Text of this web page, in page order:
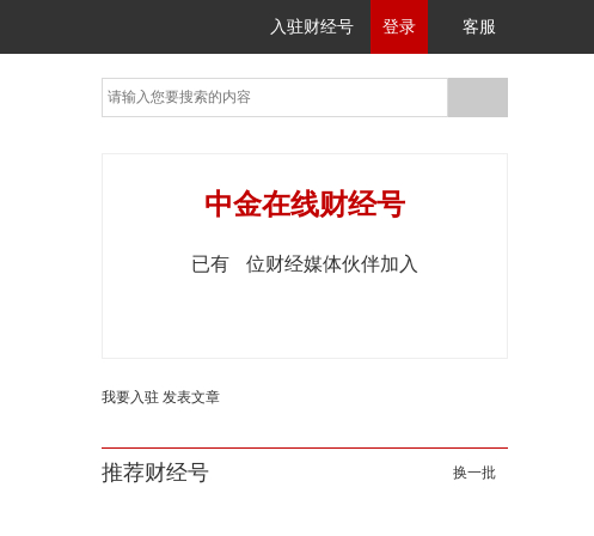
入驻财经号 登录 客服
中金在线财经号
已有 位财经媒体伙伴加入
我要入驻 发表文章
推荐财经号 换一批